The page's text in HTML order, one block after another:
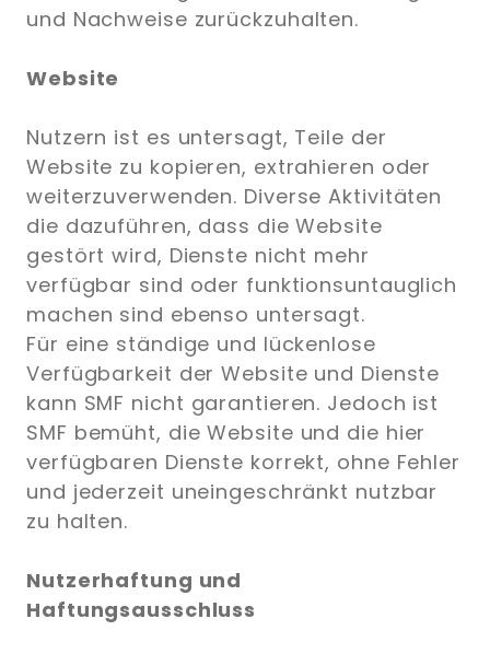
und Nachweise zurückzuhalten.
Website
Nutzern ist es untersagt, Teile der
Website zu kopieren, extrahieren oder
weiterzuverwenden. Diverse Aktivitäten
die dazuführen, dass die Website
gestört wird, Dienste nicht mehr
verfügbar sind oder funktionsuntauglich
machen sind ebenso untersagt.
Für eine ständige und lückenlose
Verfügbarkeit der Website und Dienste
kann SMF nicht garantieren. Jedoch ist
SMF bemüht, die Website und die hier
verfügbaren Dienste korrekt, ohne Fehler
und jederzeit uneingeschränkt nutzbar
zu halten.
Nutzerhaftung und
Haftungsausschluss